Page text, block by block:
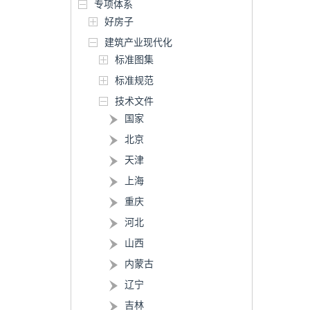
专项体系
好房子
建筑产业现代化
标准图集
标准规范
技术文件
国家
北京
天津
上海
重庆
河北
山西
内蒙古
辽宁
吉林